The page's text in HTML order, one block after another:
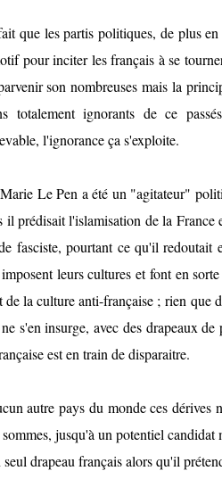
que les partis politiques, de plus
pour inciter les français à se
son nombreuses mais la
totalement ignorants de ce
l'ignorance ça s'exploite.
Le Pen a été un "agitateur"
il prédisait l'islamisation de la
fasciste, pourtant ce qu'il redoutait
leurs cultures et font en
de la culture anti-française ; rien que
s'en insurge, avec des drapeaux
est en train de disparaitre.
autre pays du monde ces dérives
jusqu'à un potentiel
drapeau français alors qu'il